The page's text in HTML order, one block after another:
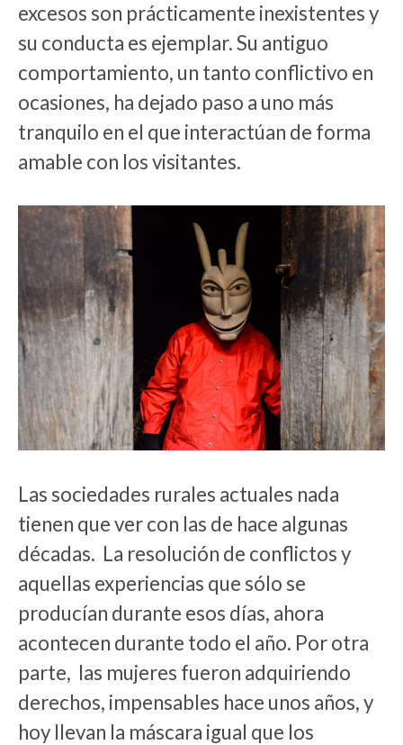
excesos son prácticamente inexistentes y
su conducta es ejemplar. Su antiguo
comportamiento, un tanto conflictivo en
ocasiones, ha dejado paso a uno más
tranquilo en el que interactúan de forma
amable con los visitantes.
Las sociedades rurales actuales nada
tienen que ver con las de hace algunas
décadas. La resolución de conflictos y
aquellas experiencias que sólo se
producían durante esos días, ahora
acontecen durante todo el año. Por otra
parte, las mujeres fueron adquiriendo
derechos, impensables hace unos años, y
hoy llevan la máscara igual que los